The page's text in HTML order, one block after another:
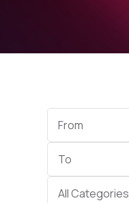
Start
Date
End
Date
Category
All Categories